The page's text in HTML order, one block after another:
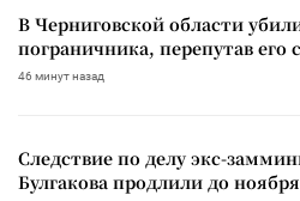
В Черниговской области
пограничника, перепутав его
46 минут назад
Следствие по делу экс-
Булгакова продлили до ноября